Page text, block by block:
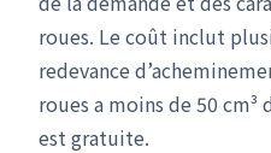
roues. Le coût inclut
redevance
roues a moins de 50
est gratuite.